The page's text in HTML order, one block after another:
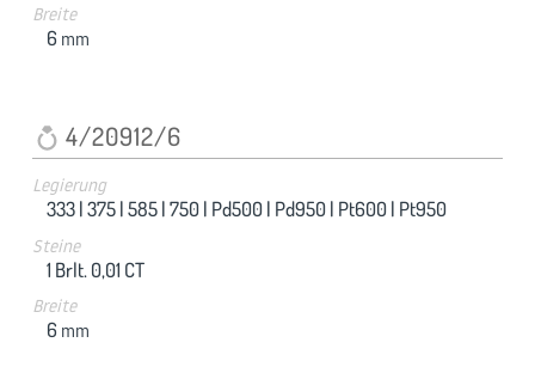
Breite
6 mm
4/20912/6
Legierung
333 |375 |585 |750 | Pd500 | Pd950 | Pt600 | Pt950
Steine
1 Brlt. 0,01 CT
Breite
6 mm